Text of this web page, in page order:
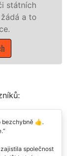
státní
bezchybně 👍.
společnost